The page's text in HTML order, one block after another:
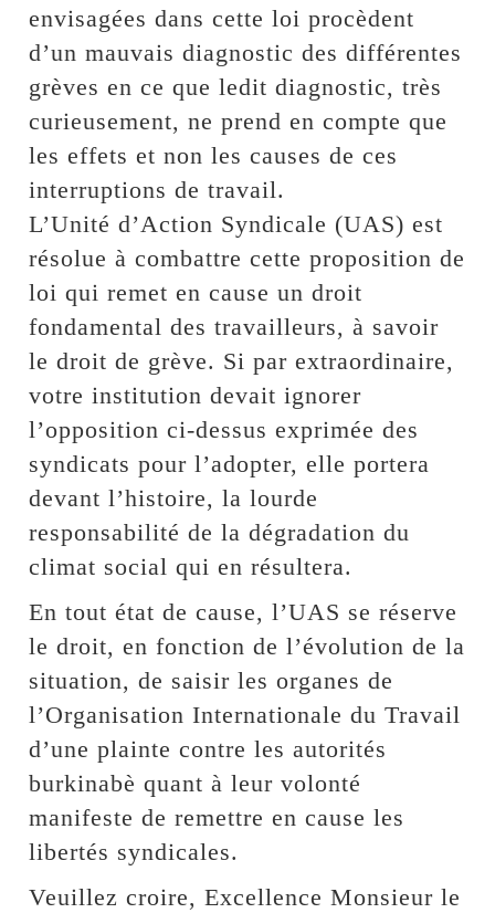
envisagées dans cette loi procèdent
d’un mauvais diagnostic des différentes
grèves en ce que ledit diagnostic, très
curieusement, ne prend en compte que
les effets et non les causes de ces
interruptions de travail.
L’Unité d’Action Syndicale (UAS) est
résolue à combattre cette proposition de
loi qui remet en cause un droit
fondamental des travailleurs, à savoir
le droit de grève. Si par extraordinaire,
votre institution devait ignorer
l’opposition ci-dessus exprimée des
syndicats pour l’adopter, elle portera
devant l’histoire, la lourde
responsabilité de la dégradation du
climat social qui en résultera.
En tout état de cause, l’UAS se réserve
le droit, en fonction de l’évolution de la
situation, de saisir les organes de
l’Organisation Internationale du Travail
d’une plainte contre les autorités
burkinabè quant à leur volonté
manifeste de remettre en cause les
libertés syndicales.
Veuillez croire, Excellence Monsieur le